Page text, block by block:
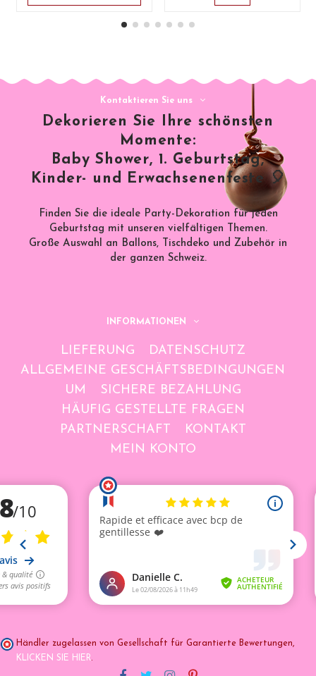
Kontaktieren Sie uns
Dekorieren Sie Ihre schönsten
Momente:
Baby Shower, 1. Geburtstag,
Kinder- und Erwachsenenfeste 🎈
Finden Sie die ideale Party-Dekoration für jeden
Geburtstag mit unseren vielfältigen Themen.
Große Auswahl an Ballons, Tischdeko und Zubehör in
der ganzen Schweiz.
INFORMATIONEN
LIEFERUNG
DATENSCHUTZ
ALLGEMEINE GESCHÄFTSBEDINGUNGEN
UM
SICHERE BEZAHLUNG
HÄUFIG GESTELLTE FRAGEN
PARTNERSCHAFT
KONTAKT
MEIN KONTO
Händler zugelassen von Gesellschaft für Garantierte Bewertungen,
KLICKEN SIE HIER.